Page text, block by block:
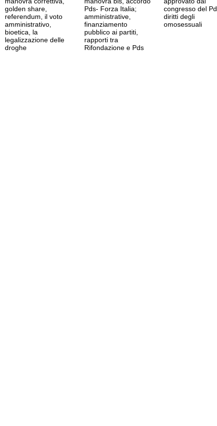
golden share,
referendum, il voto
amministrativo,
bioetica, la
legalizzazione delle
droghe
Pds- Forza Italia;
amministrative,
finanziamento
pubblico ai partiti,
rapporti tra
Rifondazione e Pds
congresso del
diritti degli
omosessuali